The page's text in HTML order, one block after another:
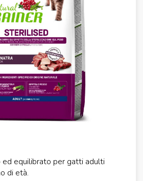
equilibrato per gatti adulti
di età.